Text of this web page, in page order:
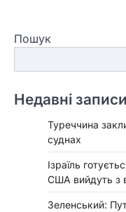
Пошук
Недавні записи
Туреччина
суднах
Ізраїль
США вийдуть з
Зеленський: